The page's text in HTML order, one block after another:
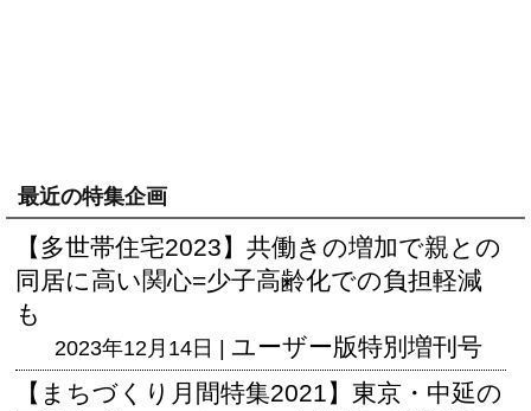
最近の特集企画
【多世帯住宅2023】共働きの増加で親との
同居に高い関心=少子高齢化での負担軽減
も
2023年12月14日 | ユーザー版特別増刊号
【まちづくり月間特集2021】東京・中延の